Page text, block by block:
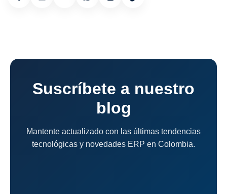
Suscríbete a nuestro
blog
Mantente actualizado con las últimas tendencias
tecnológicas y novedades ERP en Colombia.